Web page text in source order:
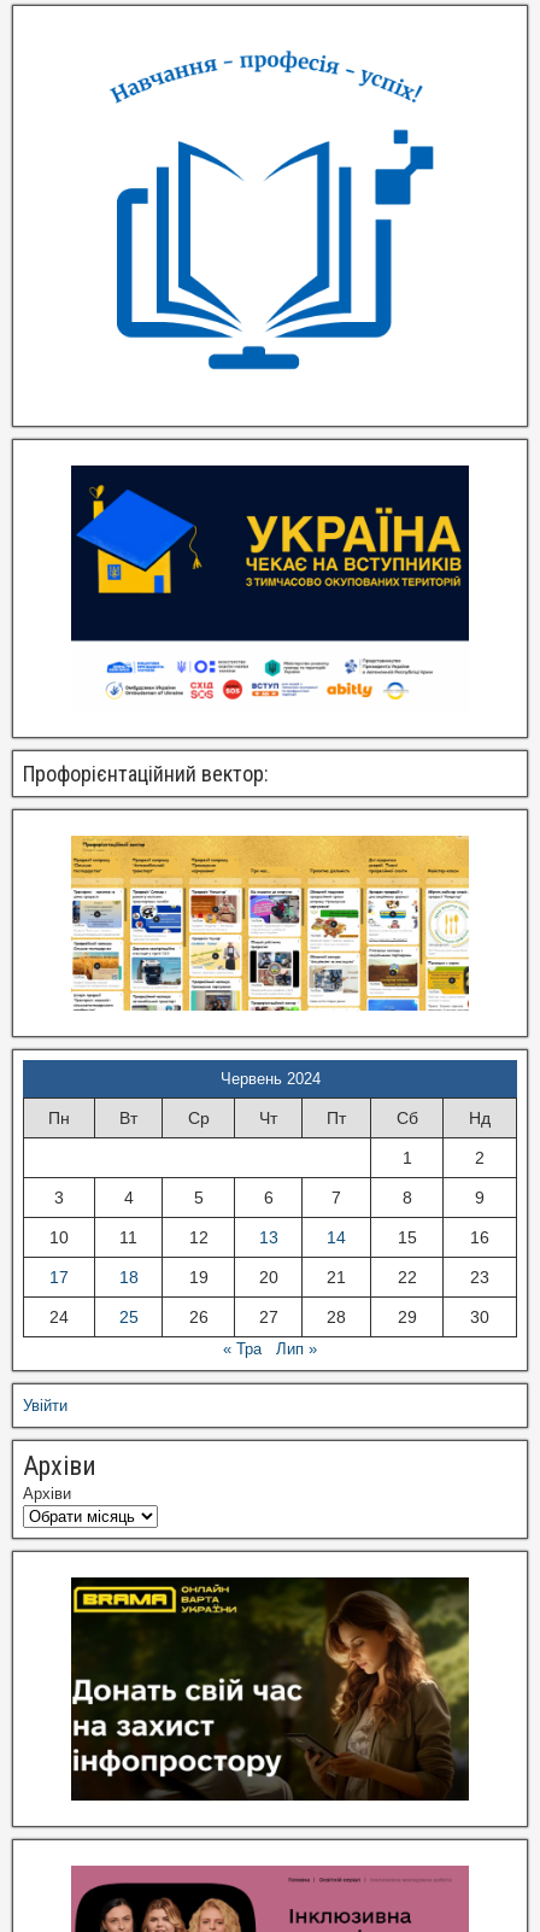
Профорієнтаційний вектор:
Червень 2024
Пн Вт Ср Чт Пт Сб Нд
1 2
3 4 5 6 7 8 9
10 11 12 13 14 15 16
17 18 19 20 21 22 23
24 25 26 27 28 29 30
« Тра Лип »
Увійти
Архіви
Архіви